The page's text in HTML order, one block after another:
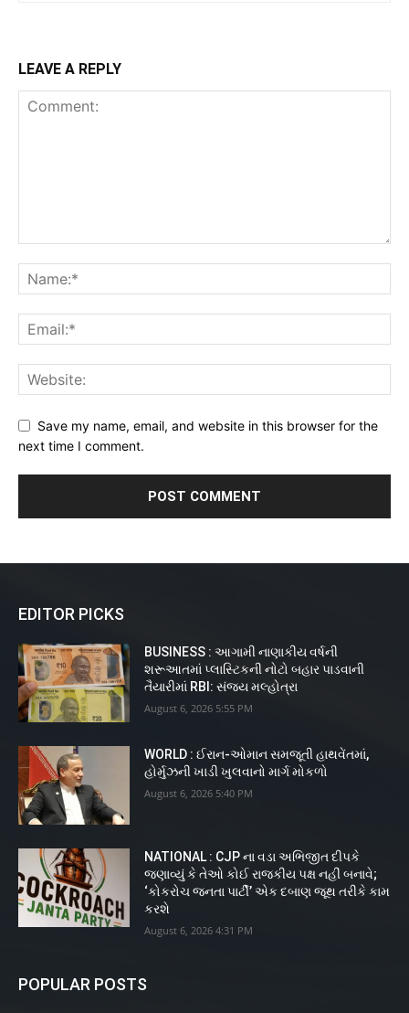
LEAVE A REPLY
Save my name, email, and website in this browser for the
next time I comment.
EDITOR PICKS
BUSINESS : આગામી નાણાકીય વર્ષની
શરૂઆતમાં પ્લાસ્ટિકની નોટો બહાર પાડવાની
તૈયારીમાં RBI: સંજય મલ્હોત્રા
August 6, 2026 5:55 PM
WORLD : ઈરાન-ઓમાન સમજૂતી હાથવેંતમાં,
હોર્મુઝની ખાડી ખુલવાનો માર્ગ મોકળો
August 6, 2026 5:40 PM
NATIONAL : CJP ના વડા અભિજીત દીપકે
જણાવ્યું કે તેઓ કોઈ રાજકીય પક્ષ નહીં બનાવે;
‘કોકરોચ જનતા પાર્ટી’ એક દબાણ જૂથ તરીકે કામ
કરશે
August 6, 2026 4:31 PM
POPULAR POSTS